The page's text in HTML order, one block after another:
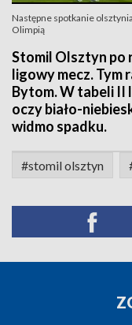
Następne spotkanie
Olimpią
Stomil Olsztyn po
ligowy mecz. Tym
Bytom. W tabeli II
oczy biało-
widmo spadku.
#stomil olsztyn